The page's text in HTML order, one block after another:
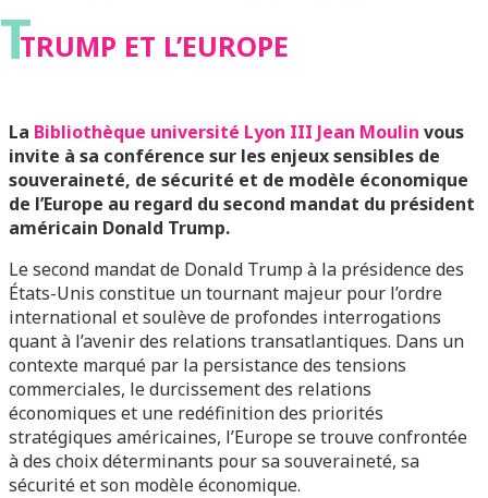
TTRUMP ET L’EUROPE
La Bibliothèque université Lyon III Jean Moulin vous
invite à sa conférence sur les enjeux sensibles de
souveraineté, de sécurité et de modèle économique
de l’Europe au regard du second mandat du président
américain Donald Trump.
Le second mandat de Donald Trump à la présidence des
États-Unis constitue un tournant majeur pour l’ordre
international et soulève de profondes interrogations
quant à l’avenir des relations transatlantiques. Dans un
contexte marqué par la persistance des tensions
commerciales, le durcissement des relations
économiques et une redéfinition des priorités
stratégiques américaines, l’Europe se trouve confrontée
à des choix déterminants pour sa souveraineté, sa
sécurité et son modèle économique.